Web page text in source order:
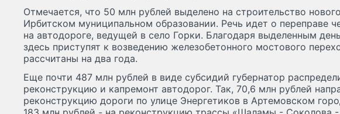
Отмечается, что 50 млн рублей выделено на строительство
Ирбитском муниципальном образовании. Речь идет о переправе
на автодороге, ведущей в село Горки. Благодаря выделенным
здесь приступят к возведению железобетонного мостового
рассчитаны на два года.
Еще почти 487 млн рублей в виде субсидий губернатор
реконструкцию и капремонт автодорог. Так, 70,6 млн рублей
реконструкцию дороги по улице Энергетиков в Артемовском